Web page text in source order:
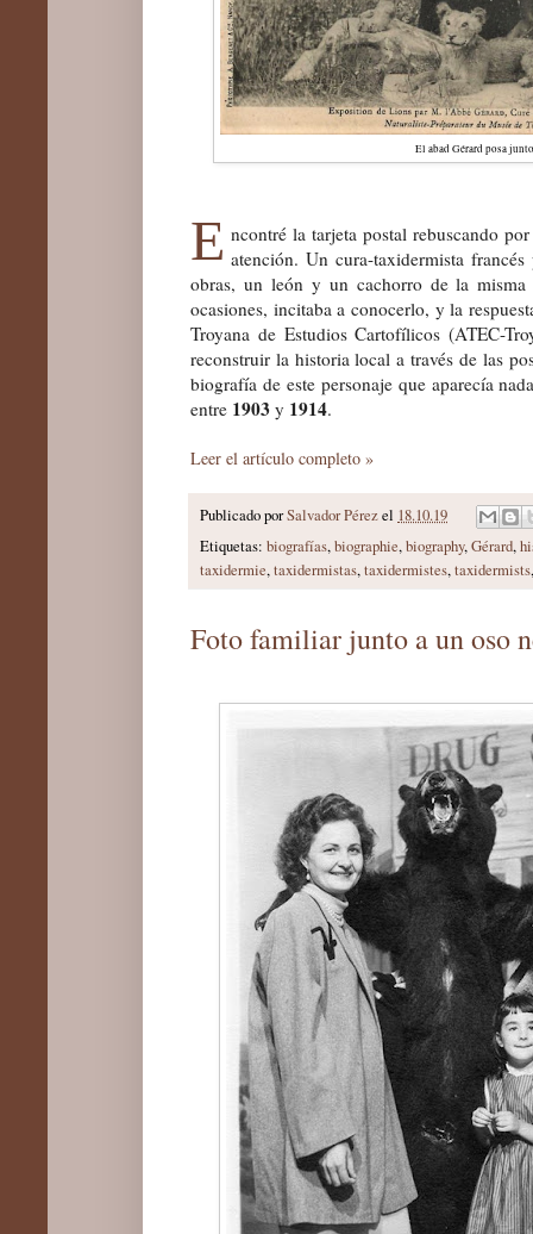
El abad Gérard posa
E ncontré la tarjeta postal rebuscando
atención. Un cura-taxidermista
obras, un león y un cachorro de la
ocasiones, incitaba a conocerlo, y la
Troyana de Estudios Cartofílicos (ATEC-
reconstruir la historia local a través de las
biografía de este personaje que aparecía
entre 1903 y 1914.
Leer el artículo completo »
Publicado porSalvador Pérezel 18.10.19
Etiquetas: biografías,biographie,biography,Gérard,
taxidermie,taxidermistas,taxidermistes,taxidermists
Foto familiar junto a un oso